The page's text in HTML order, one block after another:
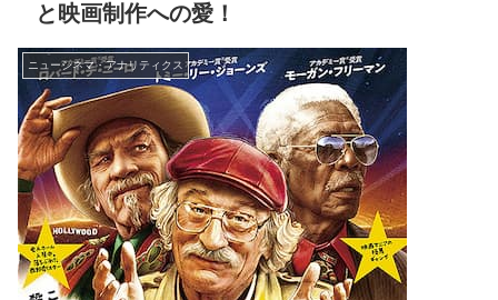
と映画制作への愛！
ニューシネマ・アナリティクス